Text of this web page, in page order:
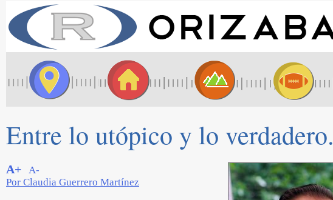
Entre lo utópico y lo verdadero.
A+
A-
Por Claudia Guerrero Martínez